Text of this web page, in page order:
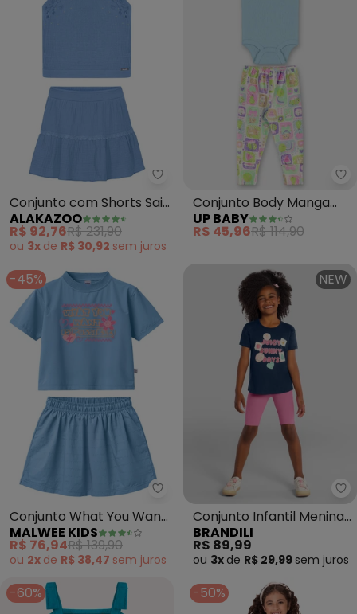
Alakazoo - Conjunto com
Conjunto com Shorts Saia
e Blusa de Alças (Azul)
ALAKAZOO
R$ 92,76R$ 231,90
ou 3x de R$ 30,92 sem juros
Conjunto Body Manga
Curta e Calça Melancia
(Azul Claro)
UP BABY
R$ 45,96R$ 114,90
-45%
Malwee Kids - Conjunto What
Conjunto What You Want
Is Possible (Azul Pastel)
MALWEE KIDS
R$ 76,94R$ 139,90
ou 2x de R$ 38,47 sem juros
NEW
Conjunto Infantil Menina
em Meia Malha (Azul)
BRANDILI
R$ 89,99
ou 3x de R$ 29,99 sem juros
-60% -50%